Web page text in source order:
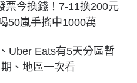
票今換錢！7-11換200元
50嵐手搖中1000萬
Uber Eats有5天分區暫
、地區一次看